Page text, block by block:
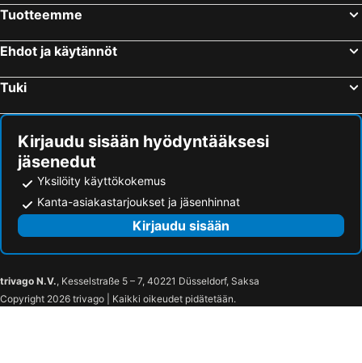
Tuotteemme
Ehdot ja käytännöt
Tuki
Kirjaudu sisään hyödyntääksesi
jäsenedut
Yksilöity käyttökokemus
Kanta-asiakastarjoukset ja jäsenhinnat
Kirjaudu sisään
trivago N.V., Kesselstraße 5 – 7, 40221 Düsseldorf, Saksa
Copyright 2026 trivago | Kaikki oikeudet pidätetään.